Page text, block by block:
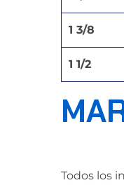
1 3/8
1 1/2
Todos los